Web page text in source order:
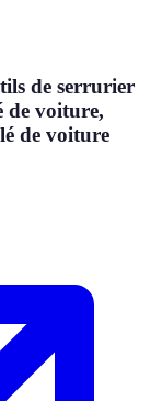
de serrurier
de voiture,
de voiture